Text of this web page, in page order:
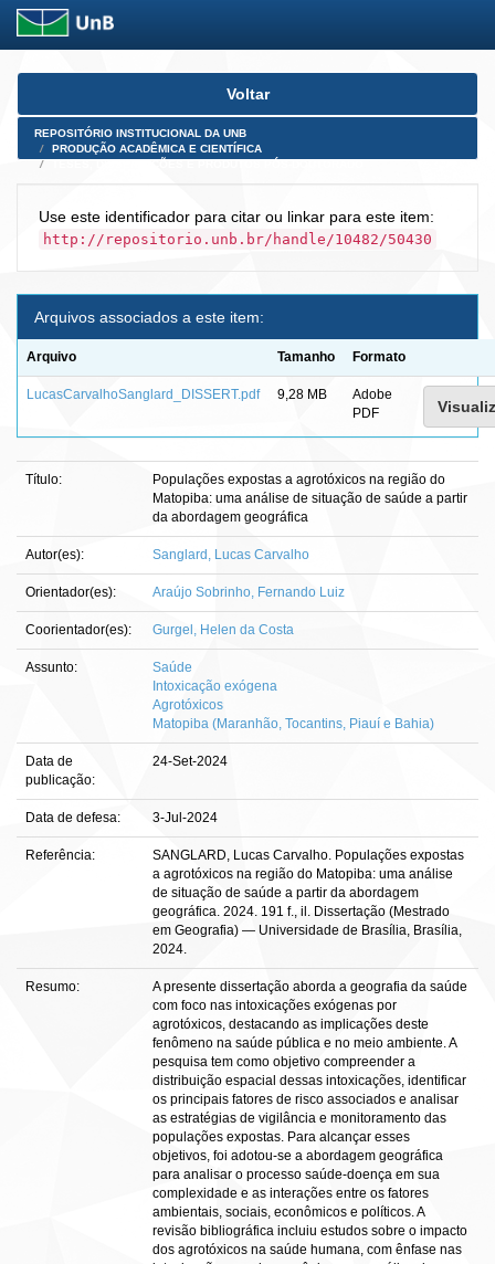
Skip
Voltar
REPOSITÓRIO INSTITUCIONAL DA UNB
PRODUÇÃO ACADÊMICA E CIENTÍFICA
Use este identificador para citar ou linkar para este item:
http://repositorio.unb.br/handle/10482/50430
Arquivos associados a este item:
Arquivo Tamanho Formato
LucasCarvalhoSanglard_DISSERT.pdf 9,28 MB
Adobe
PDF
Título:
Populações expostas a agrotóxicos na região do
Matopiba: uma análise de situação de saúde a partir
da abordagem geográfica
Autor(es): Sanglard, Lucas Carvalho
Orientador(es): Araújo Sobrinho, Fernando Luiz
Coorientador(es): Gurgel, Helen da Costa
Assunto:
Saúde
Intoxicação exógena
Agrotóxicos
Matopiba (Maranhão, Tocantins, Piauí e Bahia)
Data de
publicação:
24-Set-2024
Data de defesa: 3-Jul-2024
Referência:
SANGLARD, Lucas Carvalho. Populações expostas
a agrotóxicos na região do Matopiba: uma análise
de situação de saúde a partir da abordagem
geográfica. 2024. 191 f., il. Dissertação (Mestrado
em Geografia) — Universidade de Brasília, Brasília,
2024.
Resumo:
A presente dissertação aborda a geografia da saúde
com foco nas intoxicações exógenas por
agrotóxicos, destacando as implicações deste
fenômeno na saúde pública e no meio ambiente. A
pesquisa tem como objetivo compreender a
distribuição espacial dessas intoxicações, identificar
os principais fatores de risco associados e analisar
as estratégias de vigilância e monitoramento das
populações expostas. Para alcançar esses
objetivos, foi adotou-se a abordagem geográfica
para analisar o processo saúde-doença em sua
complexidade e as interações entre os fatores
ambientais, sociais, econômicos e políticos. A
revisão bibliográfica incluiu estudos sobre o impacto
dos agrotóxicos na saúde humana, com ênfase nas